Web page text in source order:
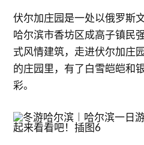
伏尔加庄园是一处以俄罗斯
哈尔滨市香坊区成高子镇民
式风情建筑，走进伏尔加庄
的庄园里，有了白雪皑皑和
彩。